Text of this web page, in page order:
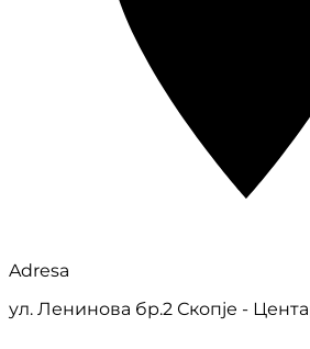
Adresa
ул. Ленинова бр.2 Скопје -